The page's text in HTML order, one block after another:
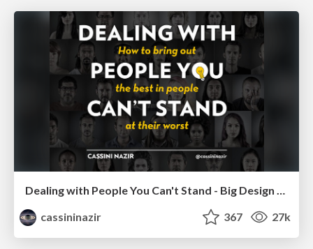
cassininazir
367 27k